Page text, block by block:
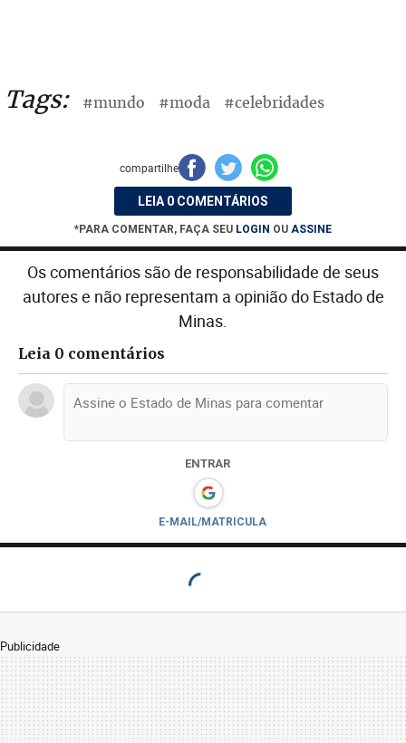
Tags: #mundo #moda #celebridades
compartilhe
LEIA 0 COMENTÁRIOS
*PARA COMENTAR, FAÇA SEU LOGIN OU ASSINE
Os comentários são de responsabilidade de seus
autores e não representam a opinião do Estado de
Minas.
Leia 0 comentários
ENTRAR
E-MAIL/MATRICULA
Publicidade